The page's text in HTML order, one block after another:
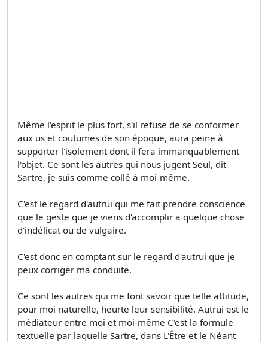
Même l'esprit le plus fort, s'il refuse de se conformer
aux us et coutumes de son époque, aura peine à
supporter l'isolement dont il fera immanquablement
l'objet. Ce sont les autres qui nous jugent Seul, dit
Sartre, je suis comme collé à moi-même.
C'est le regard d'autrui qui me fait prendre conscience
que le geste que je viens d'accomplir a quelque chose
d'indélicat ou de vulgaire.
C'est donc en comptant sur le regard d'autrui que je
peux corriger ma conduite.
Ce sont les autres qui me font savoir que telle attitude,
pour moi naturelle, heurte leur sensibilité. Autrui est le
médiateur entre moi et moi-même C'est la formule
textuelle par laquelle Sartre, dans L'Être et le Néant